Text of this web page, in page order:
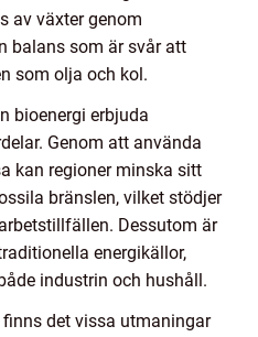
av växter genom
balans som är svår att
som olja och kol.
bioenergi erbjuda
Genom att använda
kan regioner minska sitt
bränslen, vilket stödjer
Dessutom är
energikällor,
industrin och hushåll.
det vissa utmaningar